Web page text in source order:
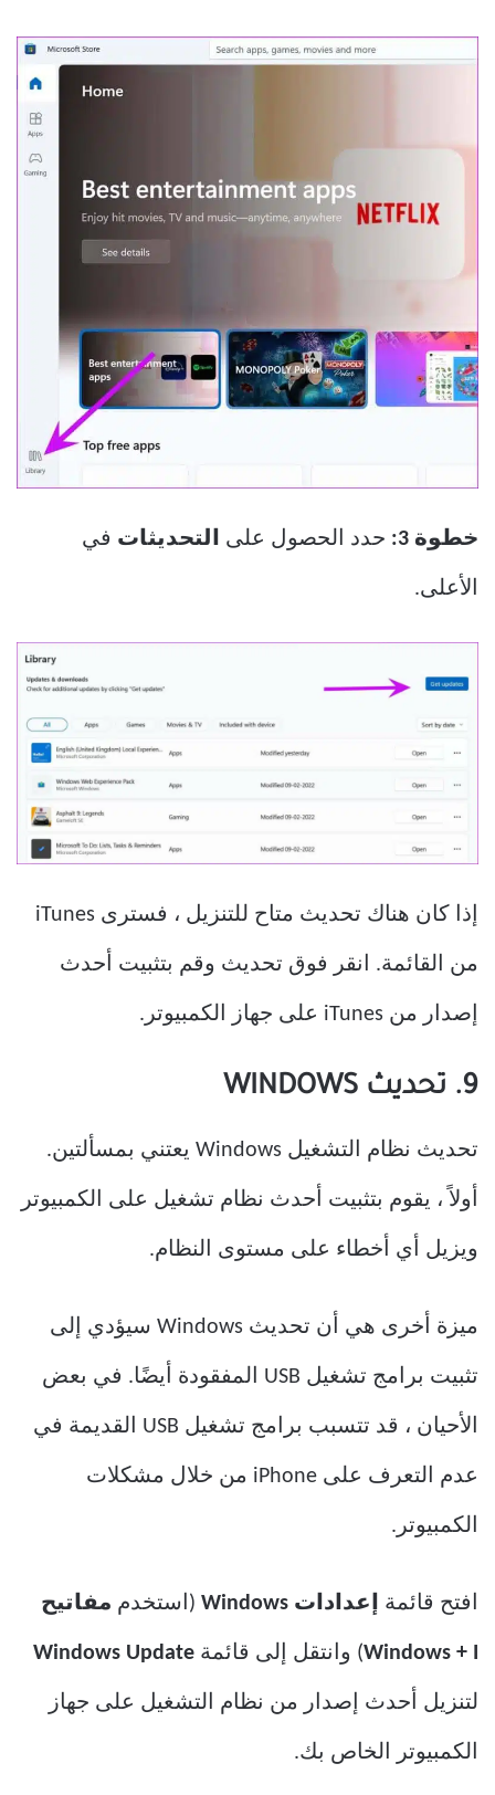
خطوة 3: حدد الحصول على التحديثات في
الأعلى.
إذا كان هناك تحديث متاح للتنزيل ، فسترى iTunes
من القائمة. انقر فوق تحديث وقم بتثبيت أحدث
إصدار من iTunes على جهاز الكمبيوتر.
9. تحديث WINDOWS
تحديث نظام التشغيل Windows يعتني بمسألتين.
أولاً ، يقوم بتثبيت أحدث نظام تشغيل على الكمبيوتر
ويزيل أي أخطاء على مستوى النظام.
ميزة أخرى هي أن تحديث Windows سيؤدي إلى
تثبيت برامج تشغيل USB المفقودة أيضًا. في بعض
الأحيان ، قد تتسبب برامج تشغيل USB القديمة في
عدم التعرف على iPhone من خلال مشكلات
الكمبيوتر.
افتح قائمة إعدادات Windows (استخدم مفاتيح
Windows + I) وانتقل إلى قائمة Windows Update
لتنزيل أحدث إصدار من نظام التشغيل على جهاز
الكمبيوتر الخاص بك.